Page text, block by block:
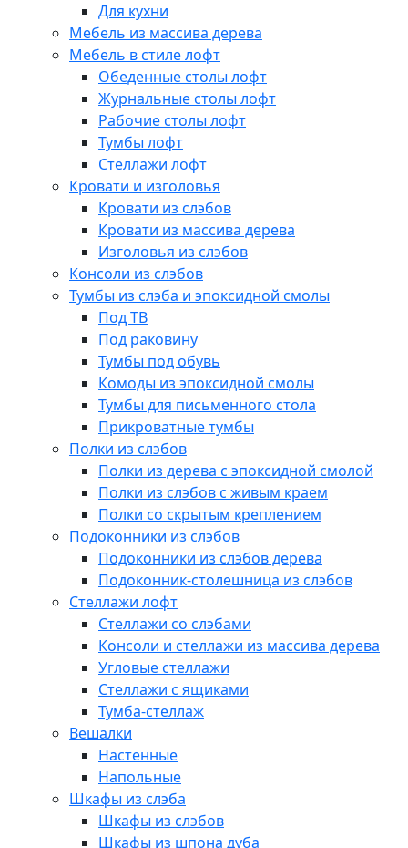
Для кухни
Мебель из массива дерева
Мебель в стиле лофт
Обеденные столы лофт
Журнальные столы лофт
Рабочие столы лофт
Тумбы лофт
Стеллажи лофт
Кровати и изголовья
Кровати из слэбов
Кровати из массива дерева
Изголовья из слэбов
Консоли из слэбов
Тумбы из слэба и эпоксидной смолы
Под ТВ
Под раковину
Тумбы под обувь
Комоды из эпоксидной смолы
Тумбы для письменного стола
Прикроватные тумбы
Полки из слэбов
Полки из дерева с эпоксидной смолой
Полки из слэбов с живым краем
Полки со скрытым креплением
Подоконники из слэбов
Подоконники из слэбов дерева
Подоконник-столешница из слэбов
Стеллажи лофт
Стеллажи со слэбами
Консоли и стеллажи из массива дерева
Угловые стеллажи
Стеллажи с ящиками
Тумба-стеллаж
Вешалки
Настенные
Напольные
Шкафы из слэба
Шкафы из слэбов
Шкафы из шпона дуба